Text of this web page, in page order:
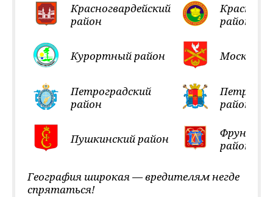
Красногвардейский
район
район
Курортный район
Петроградский
район
район
Пушкинский район
район
География широкая — вредителям негде
спрятаться!